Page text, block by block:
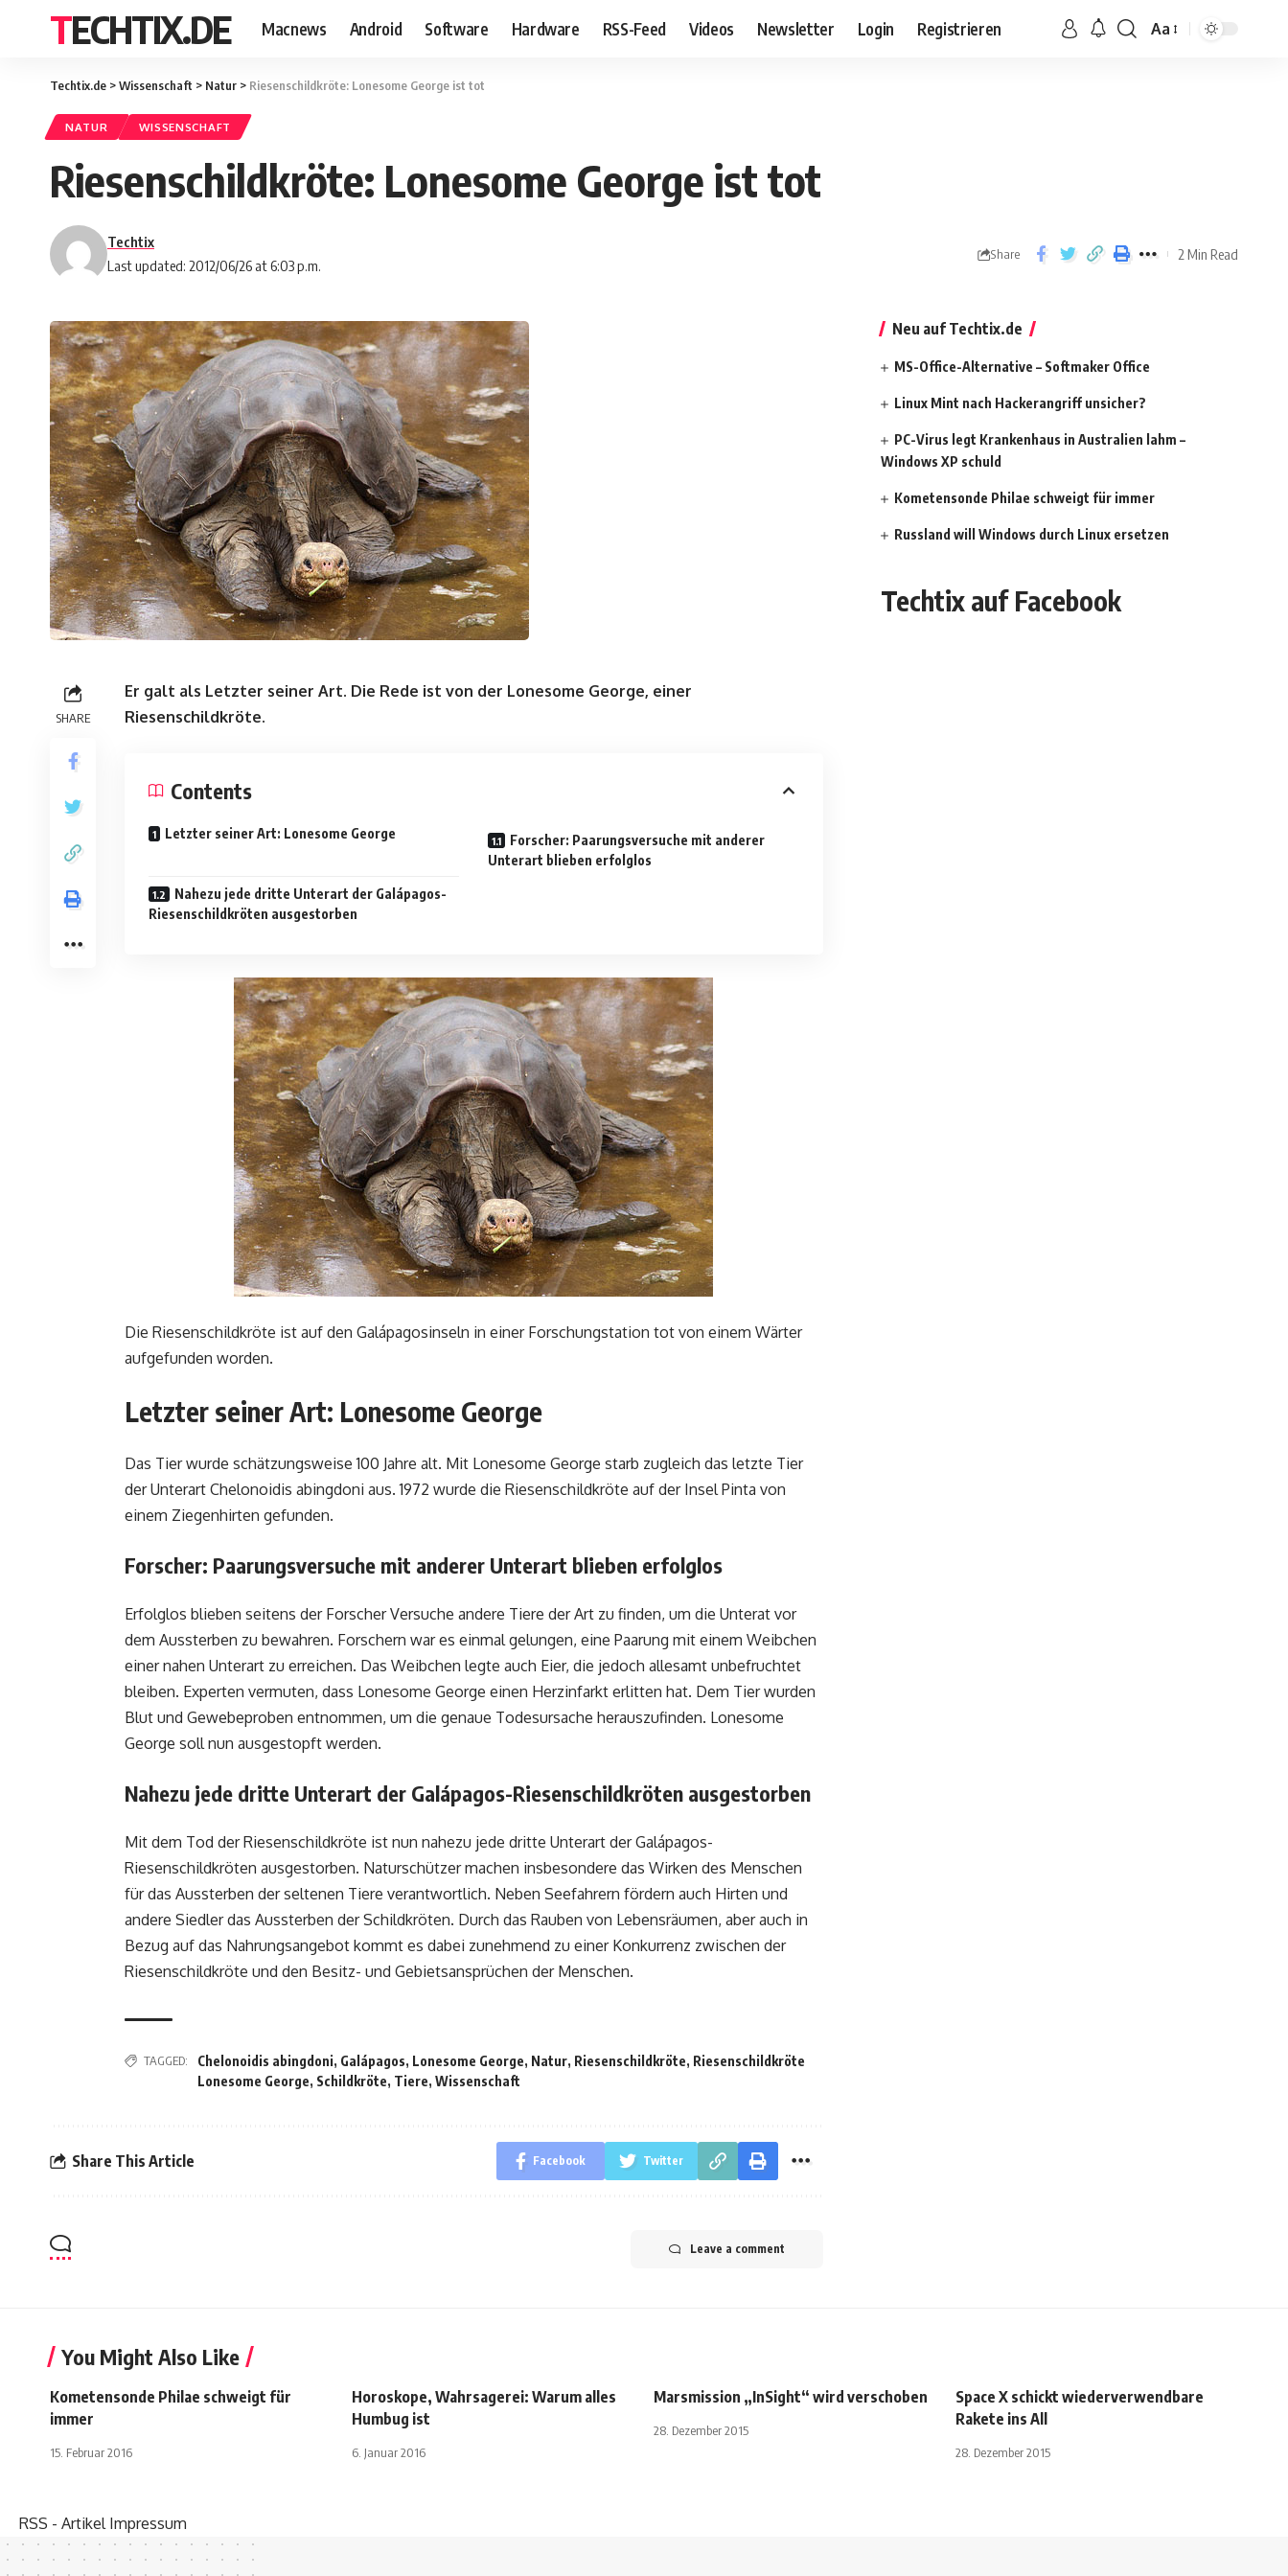
TECHTIX.DE Macnews Android Software Hardware RSS-Feed Videos Newsletter Login Registrieren Aa
Techtix.de >Wissenschaft > Natur > Riesenschildkröte: Lonesome George ist tot
NATUR WISSENSCHAFT
Riesenschildkröte: Lonesome George ist tot
Last updated: 2012/06/26 at 6:03 p.m.
Techtix
Share 2 Min Read
SHARE
Er galt als Letzter seiner Art. Die Rede ist von der Lonesome George, einer
Riesenschildkröte.
Contents
Letzter seiner Art: Lonesome George
Forscher: Paarungsversuche mit anderer
Unterart blieben erfolglos
Nahezu jede dritte Unterart der Galápagos-
Riesenschildkröten ausgestorben
Die Riesenschildkröte ist auf den Galápagosinseln in einer Forschungstation tot von einem Wärter
aufgefunden worden.
Letzter seiner Art: Lonesome George
Das Tier wurde schätzungsweise 100 Jahre alt. Mit Lonesome George starb zugleich das letzte Tier
der Unterart Chelonoidis abingdoni aus. 1972 wurde die Riesenschildkröte auf der Insel Pinta von
einem Ziegenhirten gefunden.
Forscher: Paarungsversuche mit anderer Unterart blieben erfolglos
Erfolglos blieben seitens der Forscher Versuche andere Tiere der Art zu finden, um die Unterat vor
dem Aussterben zu bewahren. Forschern war es einmal gelungen, eine Paarung mit einem Weibchen
einer nahen Unterart zu erreichen. Das Weibchen legte auch Eier, die jedoch allesamt unbefruchtet
bleiben. Experten vermuten, dass Lonesome George einen Herzinfarkt erlitten hat. Dem Tier wurden
Blut und Gewebeproben entnommen, um die genaue Todesursache herauszufinden. Lonesome
George soll nun ausgestopft werden.
Nahezu jede dritte Unterart der Galápagos-Riesenschildkröten ausgestorben
Mit dem Tod der Riesenschildkröte ist nun nahezu jede dritte Unterart der Galápagos-
Riesenschildkröten ausgestorben. Naturschützer machen insbesondere das Wirken des Menschen
für das Aussterben der seltenen Tiere verantwortlich. Neben Seefahrern fördern auch Hirten und
andere Siedler das Aussterben der Schildkröten. Durch das Rauben von Lebensräumen, aber auch in
Bezug auf das Nahrungsangebot kommt es dabei zunehmend zu einer Konkurrenz zwischen der
Riesenschildkröte und den Besitz- und Gebietsansprüchen der Menschen.
TAGGED: Chelonoidis abingdoni, Galápagos, Lonesome George, Natur, Riesenschildkröte, Riesenschildkröte
Lonesome George, Schildkröte, Tiere, Wissenschaft
Share This Article Facebook Twitter
Leave a comment
Neu auf Techtix.de
MS-Office-Alternative – Softmaker Office
Linux Mint nach Hackerangriff unsicher?
PC-Virus legt Krankenhaus in Australien lahm –
Windows XP schuld
Kometensonde Philae schweigt für immer
Russland will Windows durch Linux ersetzen
Techtix auf Facebook
You Might Also Like
Kometensonde Philae schweigt für
immer
15. Februar 2016
Horoskope, Wahrsagerei: Warum alles
Humbug ist
6. Januar 2016
Marsmission „InSight“ wird verschoben
28. Dezember 2015
Space X schickt wiederverwendbare
Rakete ins All
28. Dezember 2015
RSS - Artikel Impressum